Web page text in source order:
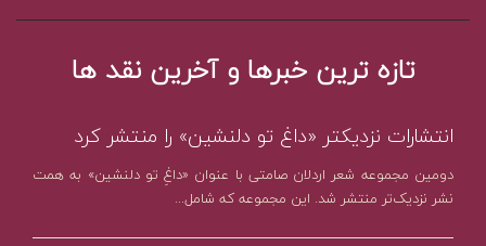
تازه ترین خبرها و آخرین نقد ها
انتشارات نزدیکتر «داغ تو دلنشین» را منتشر کرد
دومین مجموعه شعر اردلان صامتی با عنوان «داغِ تو دلنشین» به همت
نشر نزدیک‌تر منتشر شد. این مجموعه که شامل...